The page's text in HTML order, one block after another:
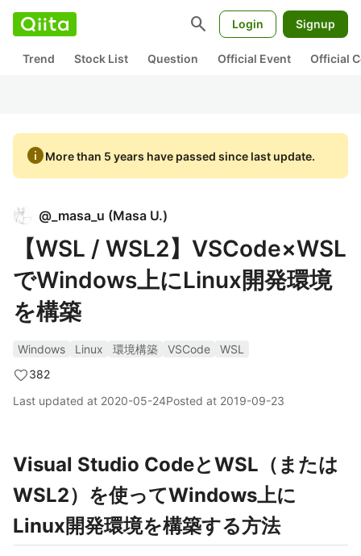
search Login Signup
Trend Stock List Question Official Event Official
infoMore than 5 years have passed since last update.
@ _masa_u (Masa U.)
【WSL / WSL2】VSCode×WSL
でWindows上にLinux開発環境
を構築
Windows Linux 環境構築 VSCode
WSL
382
Last updated at 2020-05-24Posted at 2019-09-23
Visual Studio CodeとWSL（または
WSL2）を使ってWindows上に
Linux開発環境を構築する方法